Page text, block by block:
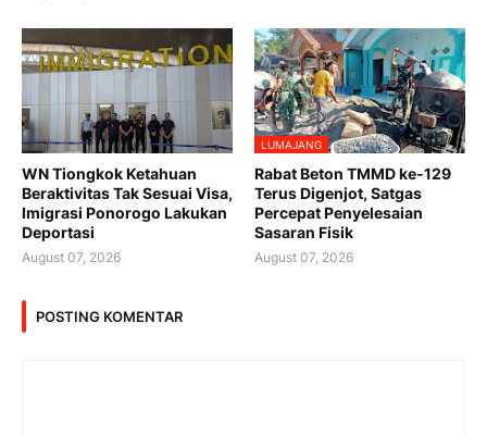
WN Tiongkok Ketahuan
Beraktivitas Tak Sesuai Visa,
Imigrasi Ponorogo Lakukan
Deportasi
August 07, 2026
LUMAJANG
Rabat Beton TMMD ke-129
Terus Digenjot, Satgas
Percepat Penyelesaian
Sasaran Fisik
August 07, 2026
POSTING KOMENTAR